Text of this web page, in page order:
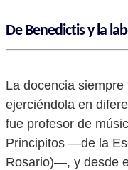
De Benedictis y la
La docencia
ejerciéndola en
fue profesor de
Principitos ―de la
Rosario)―, y desde